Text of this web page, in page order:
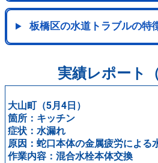
板橋区の水道トラブルの特
実績レポート
大山町（5月4日）
箇所：キッチン
症状：水漏れ
原因：蛇口本体の金属疲労による
作業内容：混合水栓本体交換